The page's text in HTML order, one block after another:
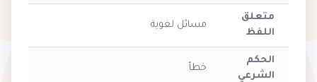
متعلق
اللفظ
مسائل لغوية
الحكم
الشرعي
خطأ